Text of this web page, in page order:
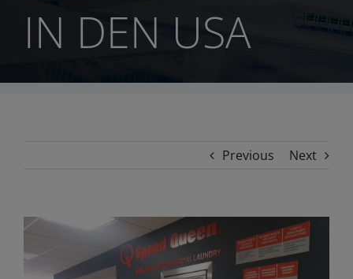
IN DEN USA
Previous Next
View
Image